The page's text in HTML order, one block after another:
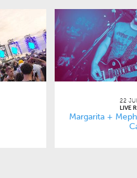
22
LIVE
Margarita +